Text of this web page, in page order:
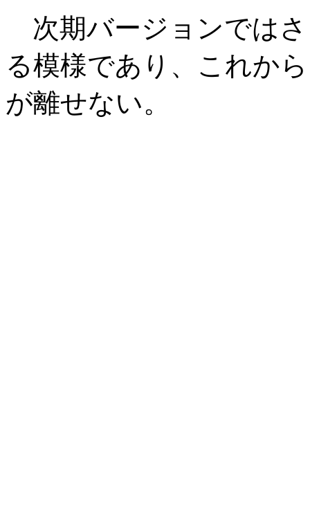
次期バージョンでは
る模様であり、これか
が離せない。